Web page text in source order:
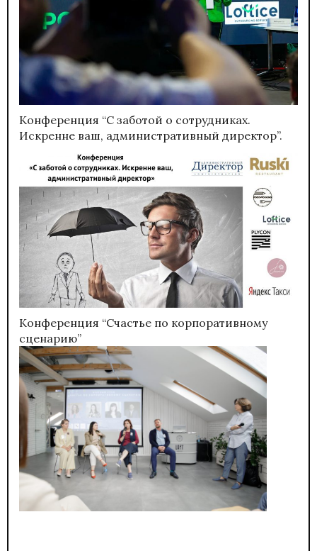
Конференция “С заботой о сотрудниках.
Искренне ваш, административный директор”.
Конференция “Счастье по корпоративному
сценарию”